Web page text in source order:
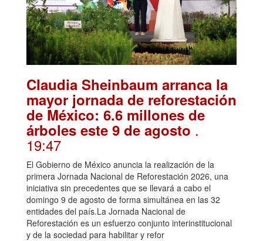
Claudia Sheinbaum arranca la
mayor jornada de reforestación
de México: 6.6 millones de
árboles este 9 de agosto .
19:47
El Gobierno de México anuncia la realización de la
primera Jornada Nacional de Reforestación 2026, una
iniciativa sin precedentes que se llevará a cabo el
domingo 9 de agosto de forma simultánea en las 32
entidades del país.La Jornada Nacional de
Reforestación es un esfuerzo conjunto interinstitucional
y de la sociedad para habilitar y refor